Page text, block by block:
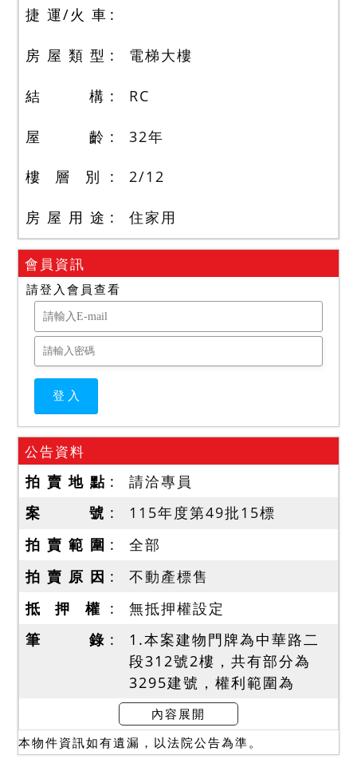
捷 運/火 車
房 屋 類 型 電梯大樓
結 構 RC
屋 齡 32年
樓 層 別 2/12
房 屋 用 途 住家用
會員資訊
請登入會員查看
公告資料
拍 賣 地 點
請洽專員
案 號
115年度第49批15標
拍 賣 範 圍
全部
拍 賣 原 因
不動產標售
抵 押 權
無抵押權設定
筆 錄
1.本案建物門牌為中華路二
段312號2樓，共有部分為
3295建號，權利範圍為
39/10000，依登記面積辦理
移轉。
2.本案標售底價含建物價格
內容展開
本物件資訊如有遺漏，以法院公告為準。